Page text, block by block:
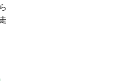
もリー
行性能